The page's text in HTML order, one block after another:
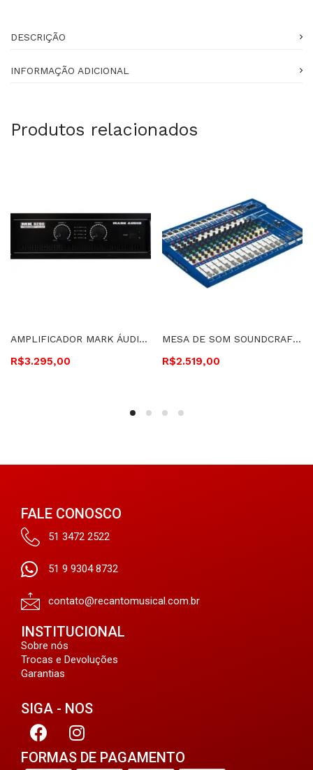
DESCRIÇÃO
INFORMAÇÃO ADICIONAL
Produtos relacionados
AMPLIFICADOR MARK ÁUDIO 1200 WATTS RMS 4 HOMS – MK6200
R$3.295,00
MESA DE SOM SOUNDCRAFT 16 CANAIS – MI-16
R$2.519,00
FALE CONOSCO
51 3472 2522
51 9 9304 8732
contato@recantomusical.com.br
INSTITUCIONAL
Sobre nós
Trocas e Devoluções
Garantias
SIGA - NOS
FORMAS DE PAGAMENTO